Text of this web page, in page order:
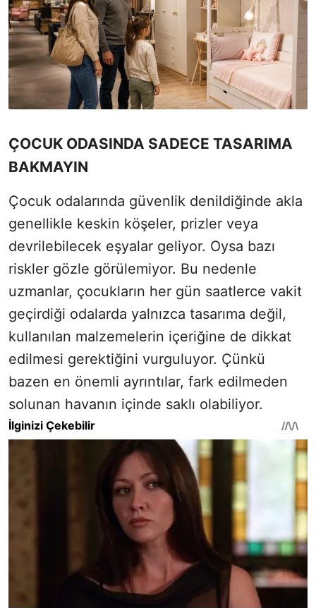
ÇOCUK ODASINDA SADECE TASARIMA
BAKMAYIN
Çocuk odalarında güvenlik denildiğinde akla
genellikle keskin köşeler, prizler veya
devrilebilecek eşyalar geliyor. Oysa bazı
riskler gözle görülemiyor. Bu nedenle
uzmanlar, çocukların her gün saatlerce vakit
geçirdiği odalarda yalnızca tasarıma değil,
kullanılan malzemelerin içeriğine de dikkat
edilmesi gerektiğini vurguluyor. Çünkü
bazen en önemli ayrıntılar, fark edilmeden
solunan havanın içinde saklı olabiliyor.